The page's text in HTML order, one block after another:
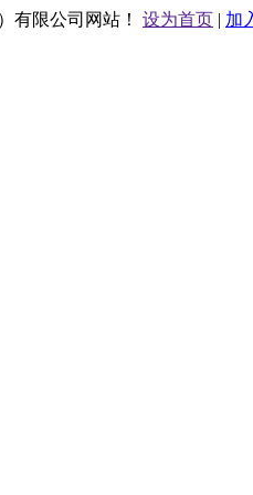
有限公司网站！ 设为首页 | 加